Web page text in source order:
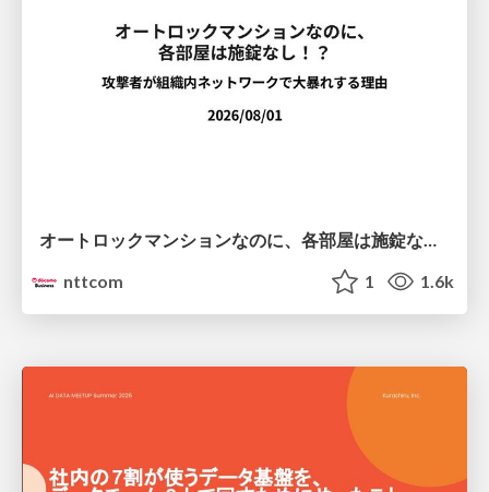
オートロックマンションなのに、各部屋は施錠なし！？ 攻撃者が組織内ネットワークで大暴れする理由 / The Front Door Is Locked, but the Rooms Are Wide Open: Why Attackers Move Freely Inside Enterprise Networks
nttcom
1 1.6k